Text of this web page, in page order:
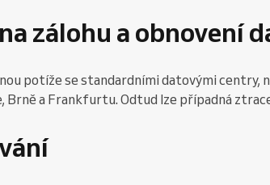
zálohu a obnovení
potíže se standardními datovými centry,
Brně a Frankfurtu. Odtud lze případná